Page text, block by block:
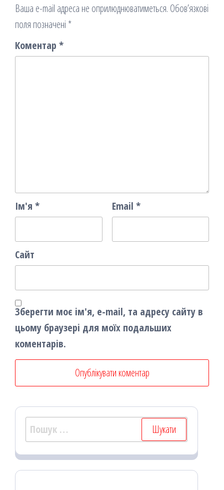
Ваша e-mail адреса не оприлюднюватиметься. Обов’язкові
поля позначені *
Коментар *
Ім'я * Email *
Сайт
Зберегти моє ім'я, e-mail, та адресу сайту в
цьому браузері для моїх подальших
коментарів.
Пошук: